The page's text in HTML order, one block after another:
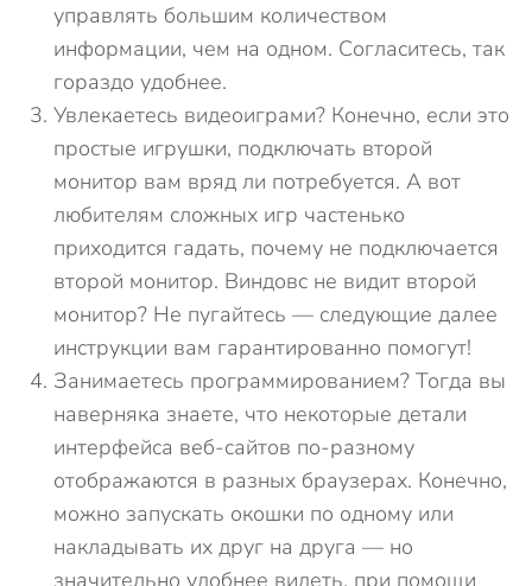
управлять большим количеством
информации, чем на одном. Согласитесь, так
гораздо удобнее.
Увлекаетесь видеоиграми? Конечно, если это
простые игрушки, подключать второй
монитор вам вряд ли потребуется. А вот
любителям сложных игр частенько
приходится гадать, почему не подключается
второй монитор. Виндовс не видит второй
монитор? Не пугайтесь — следующие далее
инструкции вам гарантированно помогут!
Занимаетесь программированием? Тогда вы
наверняка знаете, что некоторые детали
интерфейса веб-сайтов по-разному
отображаются в разных браузерах. Конечно,
можно запускать окошки по одному или
накладывать их друг на друга — но
значительно удобнее видеть, при помощи